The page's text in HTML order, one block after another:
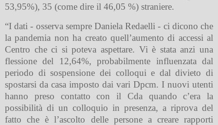
53,95%), 35 (come dire il 46,05 %) straniere.
“I dati - osserva sempre Daniela Redaelli - ci dicono che
la pandemia non ha creato quell’aumento di accessi al
Centro che ci si poteva aspettare. Vi è stata anzi una
flessione del 12,64%, probabilmente influenzata dal
periodo di sospensione dei colloqui e dal divieto di
spostarsi da casa imposto dai vari Dpcm. I nuovi utenti
hanno preso contatto con il Cda quando c’era la
possibilità di un colloquio in presenza, a riprova del
fatto che è l’ascolto delle persone a creare rapporti